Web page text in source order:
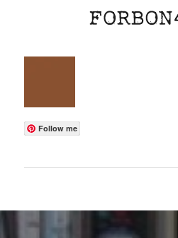
Follow me